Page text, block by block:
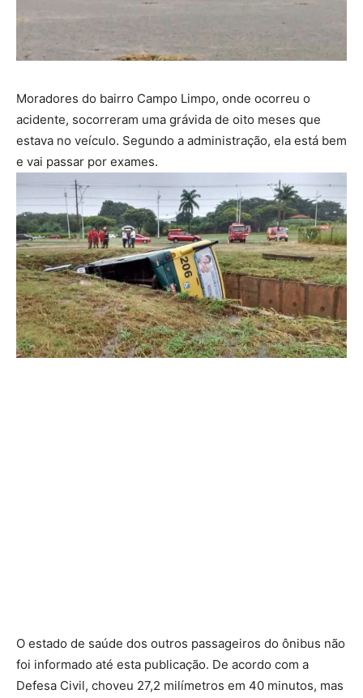
Moradores do bairro Campo Limpo, onde ocorreu o
acidente, socorreram uma grávida de oito meses que
estava no veículo. Segundo a administração, ela está bem
e vai passar por exames.
O estado de saúde dos outros passageiros do ônibus não
foi informado até esta publicação. De acordo com a
Defesa Civil, choveu 27,2 milímetros em 40 minutos, mas